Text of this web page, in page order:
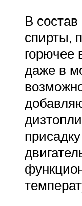
В
спирты,
горючее
даже в